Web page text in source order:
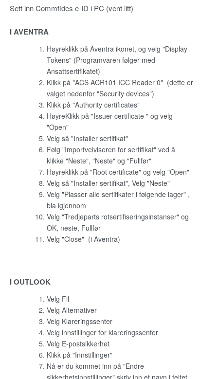
Sett inn Commfides e-ID i PC (vent litt)
I AVENTRA
Høyreklikk på Aventra ikonet, og velg "Display
Tokens" (Programvaren følger med
Ansattsertifikatet)
Klikk på "ACS ACR101 ICC Reader 0" (dette er
valget nedenfor "Security devices")
Klikk på "Authority certificates"
HøyreKlikk på "Issuer certificate " og velg
"Open"
Velg så "Installer sertifikat"
Følg "Importveiviseren for sertifikat" ved å
klikke "Neste", "Neste" og "Fullfør"
Høyreklikk på "Root certificate" og velg "Open"
Velg så "Installer sertifikat", Velg "Neste"
Velg "Plasser alle sertifikater i følgende lager" ,
bla igjennom
Velg "Tredjeparts rotsertifiseringsinstanser" og
OK, neste, Fullfør
Velg "Close" (i Aventra)
I OUTLOOK
Velg Fil
Velg Alternativer
Velg Klareringssenter
Velg innstillinger for klareringssenter
Velg E-postsikkerhet
Klikk på "Innstillinger"
Nå er du kommet inn på "Endre
sikkerhetsinnstillinger" skriv inn et navn i feltet